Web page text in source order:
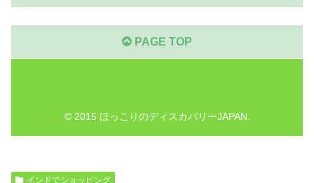
PAGE TOP
© 2015 ほっこりのディスカバリーJAPAN.
インドでショッピング